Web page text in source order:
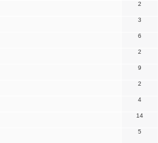
2
3
6
2
9
2
4
14
5